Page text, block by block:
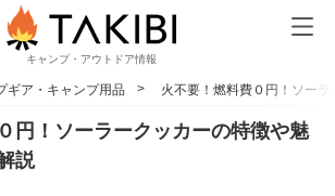
キャンプ・アウトドア情報
ギア・キャンプ用品 火不要！燃料費０円！ソー
円！ソーラークッカーの特徴や魅
説